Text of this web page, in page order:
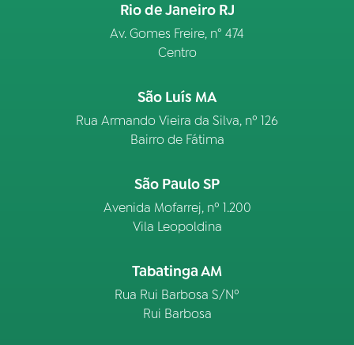
Rio de Janeiro RJ
Av. Gomes Freire, n° 474
Centro
São Luís MA
Rua Armando Vieira da Silva, nº 126
Bairro de Fátima
São Paulo SP
Avenida Mofarrej, nº 1.200
Vila Leopoldina
Tabatinga AM
Rua Rui Barbosa S/Nº
Rui Barbosa